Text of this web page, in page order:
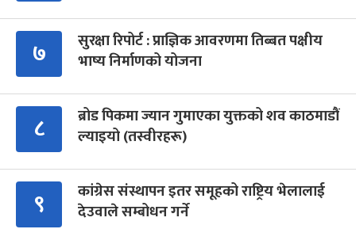
७
सुरक्षा रिपोर्ट : प्राज्ञिक आवरणमा तिब्बत पक्षीय
भाष्य निर्माणको योजना
८
ब्रोड पिकमा ज्यान गुमाएका युक्तको शव काठमाडौं
ल्याइयो (तस्वीरहरू)
९
कांग्रेस संस्थापन इतर समूहको राष्ट्रिय भेलालाई
देउवाले सम्बोधन गर्ने